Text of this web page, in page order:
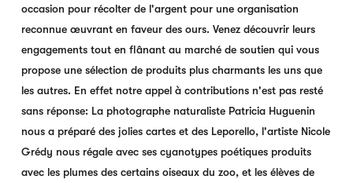
occasion pour récolter de l'argent pour une organisation
reconnue œuvrant en faveur des ours. Venez découvrir leurs
engagements tout en flânant au marché de soutien qui vous
propose une sélection de produits plus charmants les uns que
les autres. En effet notre appel à contributions n'est pas resté
sans réponse: La photographe naturaliste Patricia Huguenin
nous a préparé des jolies cartes et des Leporello, l'artiste Nicole
Grédy nous régale avec ses cyanotypes poétiques produits
avec les plumes des certains oiseaux du zoo, et les élèves de